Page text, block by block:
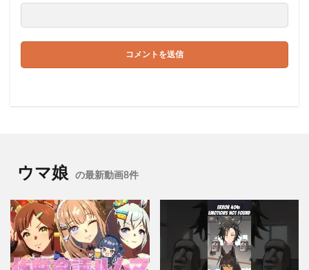
ウマ娘 の最新動画8件